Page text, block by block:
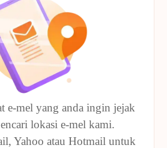
e-mel yang anda ingin jejak
lokasi e-mel kami.
Yahoo atau Hotmail untuk